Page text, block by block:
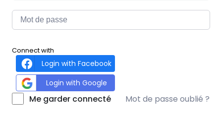
Connect with
Login with Facebook
Login with Google
Me garder connecté Mot de passe oublié ?